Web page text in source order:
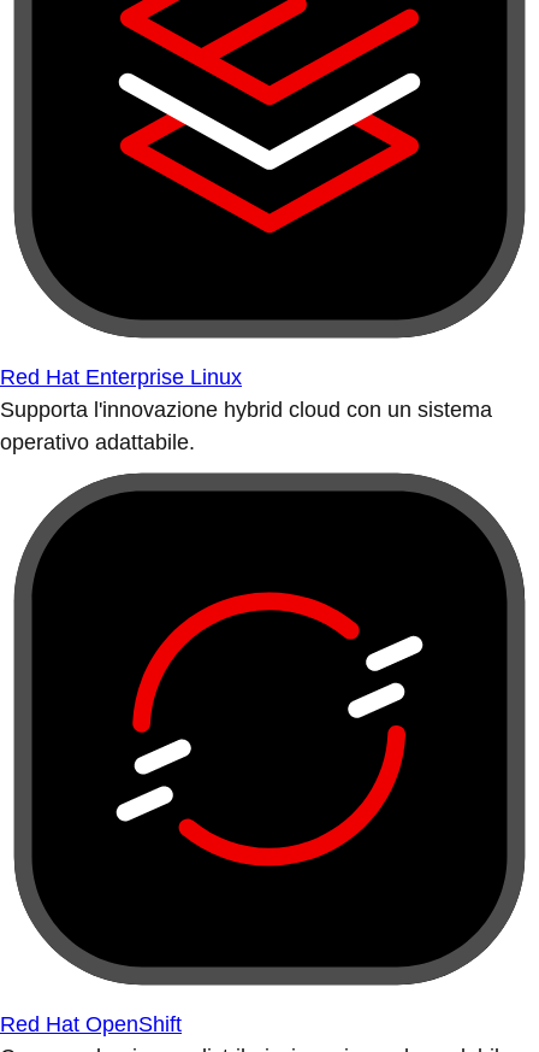
Red Hat Enterprise Linux
Supporta l'innovazione hybrid cloud con un sistema
operativo adattabile.
Red Hat OpenShift